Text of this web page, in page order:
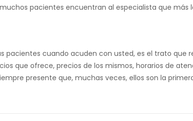
pacientes encuentran al especialista que más
pacientes cuando acuden con usted, es el trato que
que ofrece, precios de los mismos, horarios de
presente que, muchas veces, ellos son la